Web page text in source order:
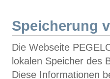
Speicherung
Die Webseite
lokalen Speicher des
Diese Informationen